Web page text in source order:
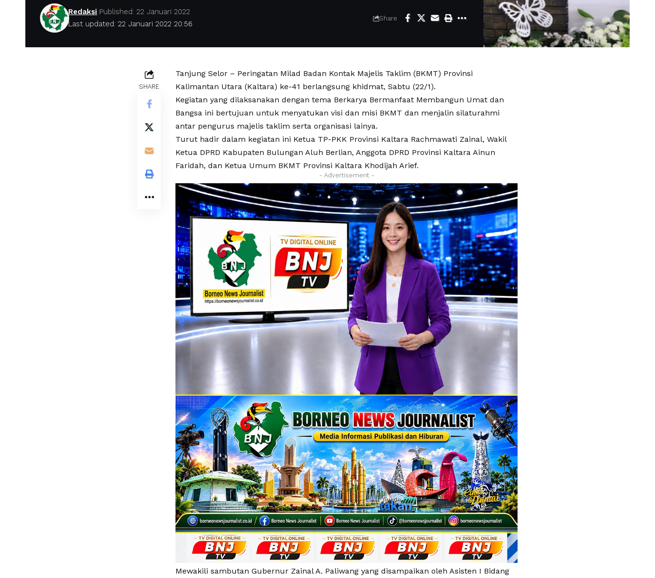
Last updated: 22 Januari 2022 20:56
Redaksi Published: 22 Januari 2022
Share
SHARE
Tanjung Selor – Peringatan Milad Badan Kontak Majelis Taklim (BKMT) Provinsi
Kalimantan Utara (Kaltara) ke-41 berlangsung khidmat, Sabtu (22/1).
Kegiatan yang dilaksanakan dengan tema Berkarya Bermanfaat Membangun Umat dan
Bangsa ini bertujuan untuk menyatukan visi dan misi BKMT dan menjalin silaturahmi
antar pengurus majelis taklim serta organisasi lainya.
Turut hadir dalam kegiatan ini Ketua TP-PKK Provinsi Kaltara Rachmawati Zainal, Wakil
Ketua DPRD Kabupaten Bulungan Aluh Berlian, Anggota DPRD Provinsi Kaltara Ainun
Faridah, dan Ketua Umum BKMT Provinsi Kaltara Khodijah Arief.
- Advertisement -
Mewakili sambutan Gubernur Zainal A. Paliwang yang disampaikan oleh Asisten I Bidang